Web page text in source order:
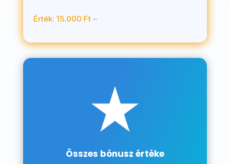
Érték: 15.000 Ft –
Összes bónusz értéke